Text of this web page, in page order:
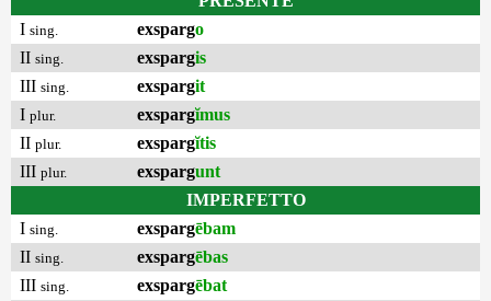
I sing. exspargo
II sing. exspargis
III sing. exspargit
I plur. exspargĭmus
II plur. exspargĭtis
III plur. exspargunt
IMPERFETTO
I sing. exspargēbam
II sing. exspargēbas
III sing. exspargēbat